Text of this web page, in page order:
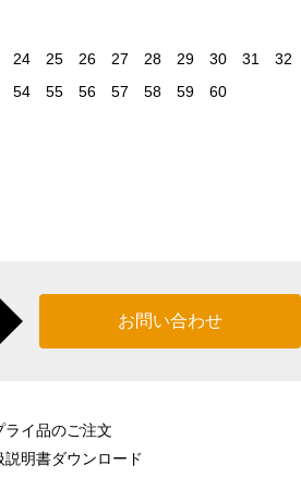
お問い合わせ
ライ品のご注文
説明書ダウンロード